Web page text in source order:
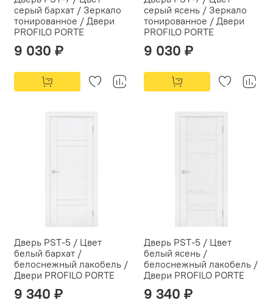
серый бархат / Зеркало
тонированное / Двери
PROFILO PORTE
9 030 ₽
серый ясень / Зеркало
тонированное / Двери
PROFILO PORTE
9 030 ₽
Дверь PST-5 / Цвет
белый бархат /
белоснежный лакобель /
Двери PROFILO PORTE
9 340 ₽
Дверь PST-5 / Цвет
белый ясень /
белоснежный лакобель /
Двери PROFILO PORTE
9 340 ₽